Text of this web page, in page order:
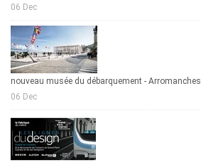
06 Dec
nouveau musée du débarquement - Arromanches
06 Dec